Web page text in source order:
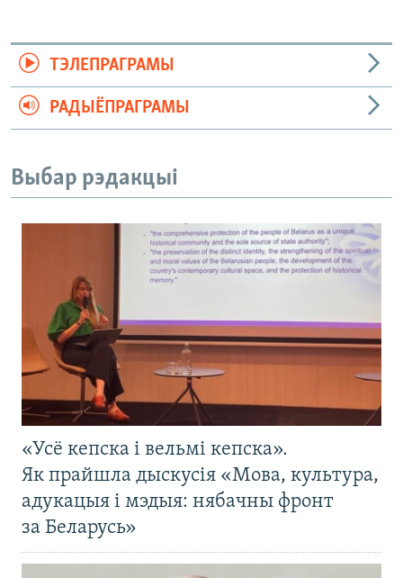
ТЭЛЕПРАГРАМЫ
РАДЫЁПРАГРАМЫ
Выбар рэдакцыі
«Усё кепска і вельмі кепска».
Як прайшла дыскусія «Мова, культура,
адукацыя і мэдыя: нябачны фронт
за Беларусь»